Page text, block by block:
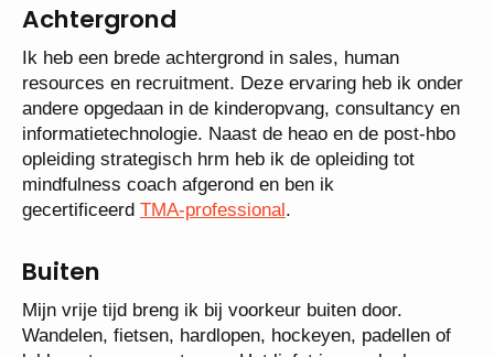
Achtergrond
Ik heb een brede achtergrond in sales, human
resources en recruitment. Deze ervaring heb ik onder
andere opgedaan in de kinderopvang, consultancy en
informatietechnologie. Naast de heao en de post-hbo
opleiding strategisch hrm heb ik de opleiding tot
mindfulness coach afgerond en ben ik
gecertificeerd TMA-professional.
Buiten
Mijn vrije tijd breng ik bij voorkeur buiten door.
Wandelen, fietsen, hardlopen, hockeyen, padellen of